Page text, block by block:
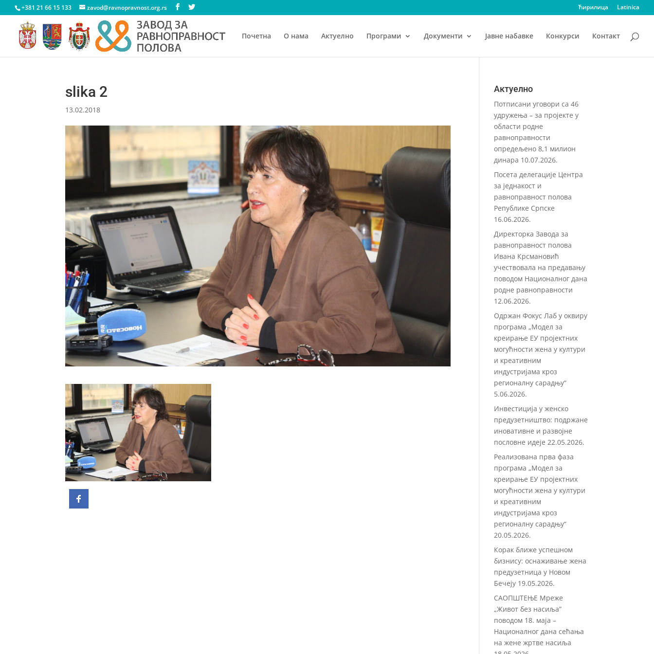
+381 21 66 15 133 zavod@ravnopravnost.org.rs Ћирилица Latinica
Почетна О нама Актуелно Програми Документи Јавне набавке Конкурси Контакт
slika 2
13.02.2018
Актуелно
Потписани уговори са 46
удружења – за пројекте у
области родне
равноправности
опредељено 8,1 милион
динара 10.07.2026.
Посета делегације Центра
за једнакост и
равноправност полова
Републике Српске
16.06.2026.
Директорка Завода за
равноправност полова
Ивана Крсмановић
учествовала на предавању
поводом Националног дана
родне равноправности
12.06.2026.
Одржан Фокус Лаб у оквиру
програма „Модел за
креирање ЕУ пројектних
могућности жена у култури
и креативним
индустријама кроз
регионалну сарадњу“
5.06.2026.
Инвестиција у женско
предузетништво: подржане
иновативне и развојне
пословне идеје 22.05.2026.
Реализована прва фаза
програма „Модел за
креирање ЕУ пројектних
могућности жена у култури
и креативним
индустријама кроз
регионалну сарадњу“
20.05.2026.
Корак ближе успешном
бизнису: оснаживање жена
предузетница у Новом
Бечеју 19.05.2026.
САОПШТЕЊЕ Мреже
„Живот без насиља”
поводом 18. маја –
Националног дана сећања
на жене жртве насиља